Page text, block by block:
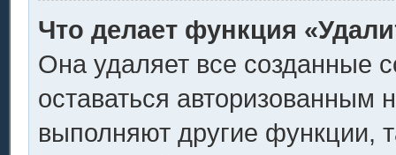
Что делает функция
Она удаляет все созданные
оставаться авторизованным
выполняют другие функции,